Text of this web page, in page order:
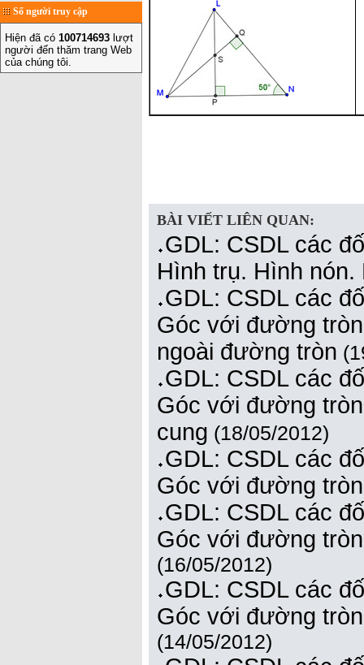
Số người truy cập
Hiện đã có 100714693 lượt
người đến thăm trang Web
của chúng tôi.
BÀI VIẾT LIÊN QUAN:
GDL: CSDL các
Hình trụ. Hình
GDL: CSDL các
Góc với đường
ngoài đường tròn
GDL: CSDL các
Góc với đường
cung (18/05/2012)
GDL: CSDL các
Góc với đường
GDL: CSDL các
Góc với đường
(16/05/2012)
GDL: CSDL các
Góc với đường
(14/05/2012)